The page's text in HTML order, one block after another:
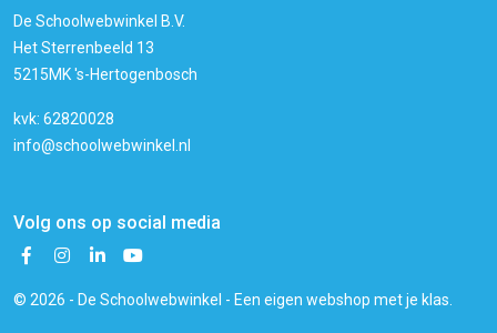
De Schoolwebwinkel B.V.
Het Sterrenbeeld 13
5215MK 's-Hertogenbosch
kvk: 62820028
info@schoolwebwinkel.nl
Volg ons op social media
© 2026 - De Schoolwebwinkel - Een eigen webshop met je klas.